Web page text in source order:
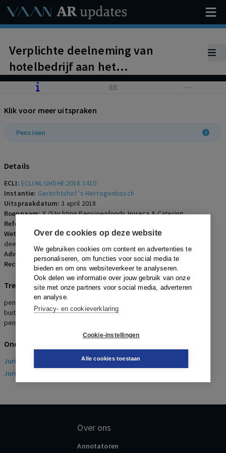
Over de cookies op deze website
We gebruiken cookies om content en advertenties te
personaliseren, om functies voor social media te
bieden en om ons websiteverkeer te analyseren.
Ook delen we informatie over jouw gebruik van onze
site met onze partners voor social media, adverteren
en analyse.
Privacy- en cookieverklaring
Cookie-instellingen
Alle cookies toestaan
Verplichte deelneming van
hotelbedrijf aan het
bedrijfstakpensioenfonds Horeca
berekend en dient te worden
betaald.
Klik voor meer uitspraken
Pensioen
Details
ECLI: ECLI:NL:GHSHE:2018:1410
Instantie: Gerechtshof 's-Hertogenbosch
Uitspraakdatum:3 april 2018
Roepnaam:X./Stichting Pensioenfonds Horeca & Catering
Referentienummer:
Wetsartikelen: Verplichtingstellingsbeschikking (Stcrt. 2007, 226)
deelneming in het bedrijfstakpensioenfonds Horeca & Catering
Advocaten:A.J.T.J. Meuwissen en A.M. van Heest
Rechters:J.P. de Haan, H.E. HAE Uniken Venema en D.W. Giltay Veth
Trefwoorden
pensioen, bedrijfstakpensioenfonds, pensioenpremie,
buitengerechtelijke kosten, boete, rente, verplichte deelneming
pensioen
Onderwerpen
Juridisch
> Arbeidsrecht
Juridisch
Over ons
Annotatoren